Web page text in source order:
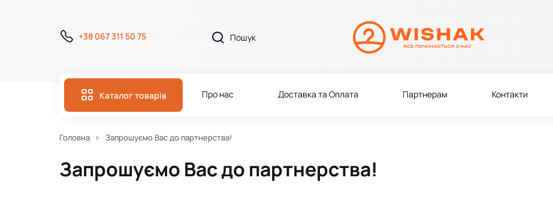
+38 067 311 50 75
Каталог товарів Про нас Доставка та Оплата Партнерам Контакти
Головна Запрошуємо Вас до партнерства!
Запрошуємо Вас до партнерства!